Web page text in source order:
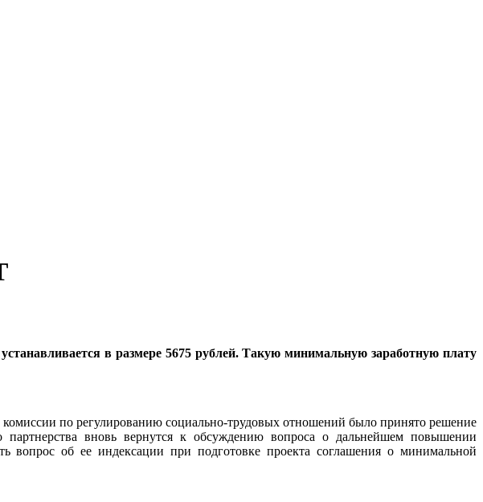
в размере 5675 рублей. Такую минимальную заработную плату
по регулированию социально-трудовых отношений было принято решение
вновь вернутся к обсуждению вопроса о дальнейшем повышении
вопрос об ее индексации при подготовке проекта соглашения о минимальной